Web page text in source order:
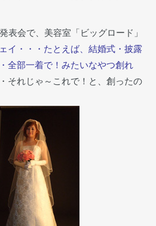
表会で、美容室「ビッグロード」
イ・・・たとえば、結婚式・披露
全部一着で！みたいなやつ創れ
それじゃ～これで！と、創ったの